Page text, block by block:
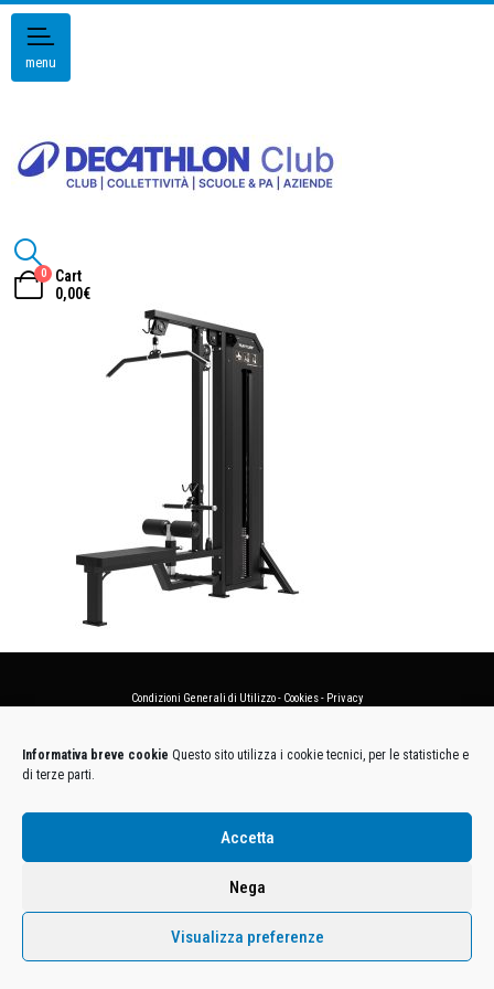
Informativa breve cookie Questo sito utilizza i cookie tecnici, per le statistiche e
di terze parti.
Accetta
Nega
Visualizza preferenze
menu
0
Cart
0,00€
Condizioni Generali di Utilizzo- Cookies- Privacy
Euro 12.500.000 i.v. - C.F. e Iscr. Reg. Imp. Monza e Brianza 02137480964 - R.E.A. MB-1370021 -
P.IVA. 11005760159 - Direzione e coordinamento art. 2497 C.C. DECATHLON SA, Villeneuve